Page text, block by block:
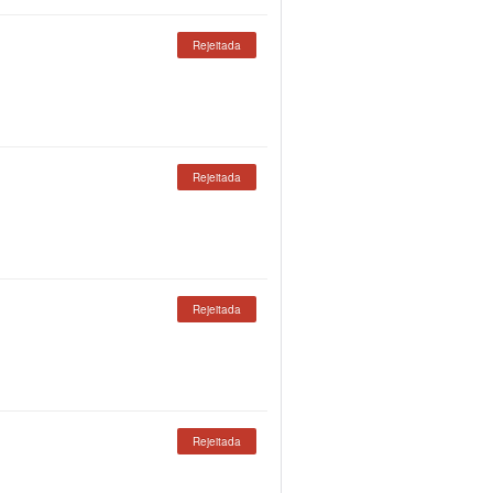
Rejeitada
Rejeitada
Rejeitada
Rejeitada